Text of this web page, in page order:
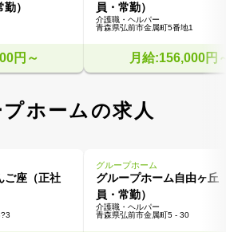
）
円～
員・常勤）
介護職・ヘルパー
青森県弘前市金属町5番地1
月給:156,000円
ホームの求人
ご座（正社
グループホーム
グループホーム自由ヶ丘
員・常勤）
介護職・ヘルパー
青森県弘前市金属町5 - 30